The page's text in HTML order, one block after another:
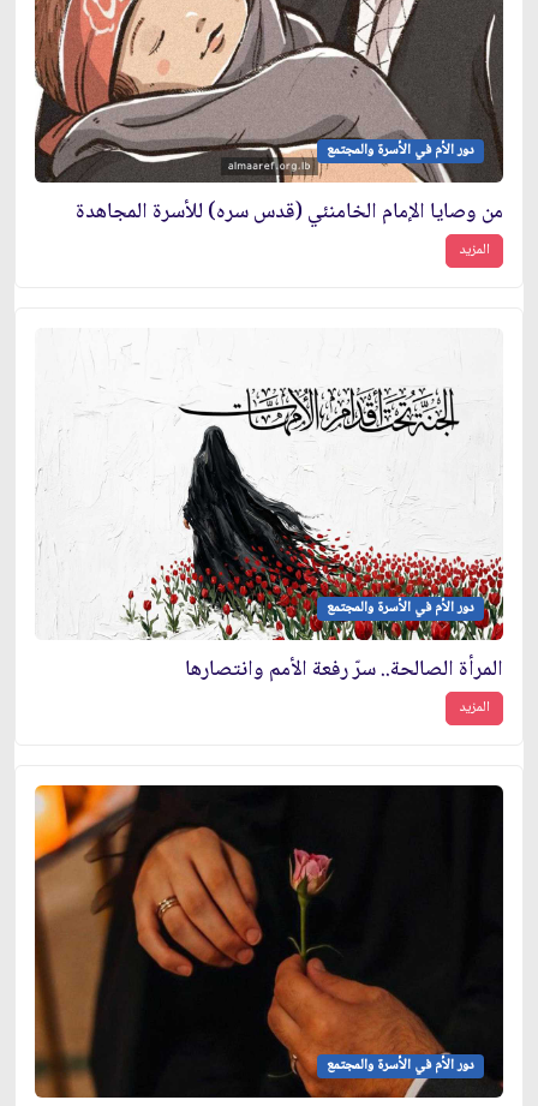
دور الأم في الأسرة والمجتمع
من وصايا الإمام الخامنئي (قدس سره) للأسرة المجاهدة
المزيد
دور الأم في الأسرة والمجتمع
المرأة الصالحة.. سرّ رفعة الأمم وانتصارها
المزيد
دور الأم في الأسرة والمجتمع